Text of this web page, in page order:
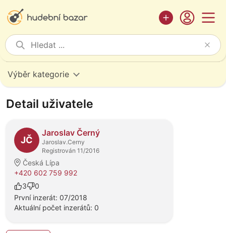
Výběr kategorie
Detail uživatele
JČ
Jaroslav Černý
Jaroslav.Cerny
Registrován 11/2016
Česká Lípa
+420 602 759 992
3
0
První inzerát: 07/2018
Aktuální počet inzerátů: 0